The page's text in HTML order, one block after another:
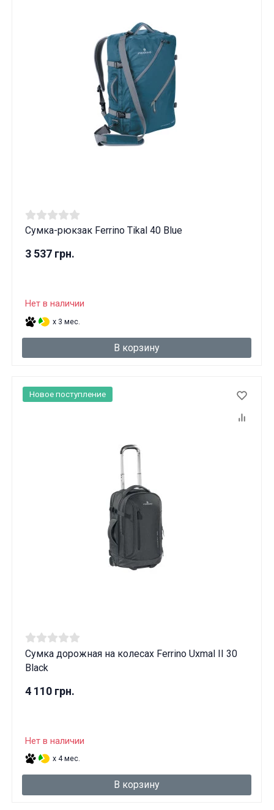
Сумка-рюкзак Ferrino Tikal 40 Blue
3 537 грн.
Нет в наличии
x 3 мес.
В корзину
Сумка дорожная на колесах Ferrino Uxmal II 30
Black
4 110 грн.
Нет в наличии
x 4 мес.
В корзину
Новое поступление